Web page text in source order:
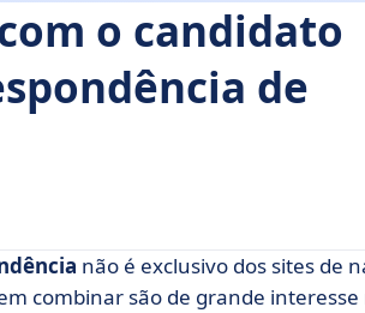
o candidato
de
não é exclusivo dos sites de
combinar são de grande